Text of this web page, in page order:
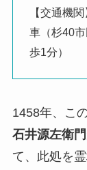
【交通機
車（杉40
歩1分）
1458年、こ
石井源左衛門
て、此処を